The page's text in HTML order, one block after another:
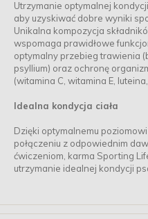
Utrzymanie optymalnej
aby uzyskiwać dobre wyniki
Unikalna kompozycja
wspomaga prawidłowe
optymalny przebieg trawienia
psyllium) oraz ochronę
(witamina C, witamina E,
Idealna kondycja ciała
Dzięki optymalnemu
połączeniu z odpowiednim
ćwiczeniom, karma Sporting
utrzymanie idealnej kondycji